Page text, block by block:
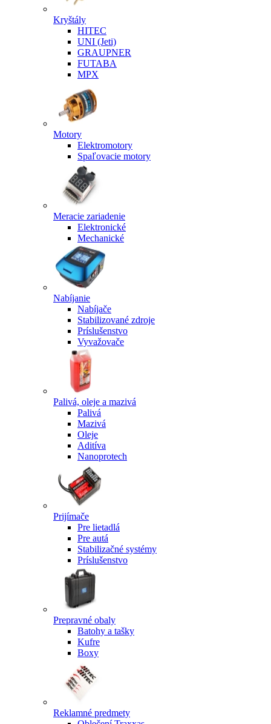
Kryštály
HITEC
UNI (Jeti)
GRAUPNER
FUTABA
MPX
Motory
Elektromotory
Spaľovacie motory
Meracie zariadenie
Elektronické
Mechanické
Nabíjanie
Nabíjače
Stabilizované zdroje
Príslušenstvo
Vyvažovače
Palivá, oleje a mazivá
Palivá
Mazivá
Oleje
Aditíva
Nanoprotech
Prijímače
Pre lietadlá
Pre autá
Stabilizačné systémy
Príslušenstvo
Prepravné obaly
Batohy a tašky
Kufre
Boxy
Reklamné predmety